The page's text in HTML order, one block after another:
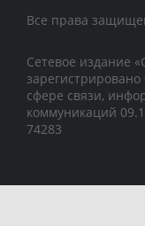
Все права
Сетевое издание
сфере связи,
коммуникаций
74283